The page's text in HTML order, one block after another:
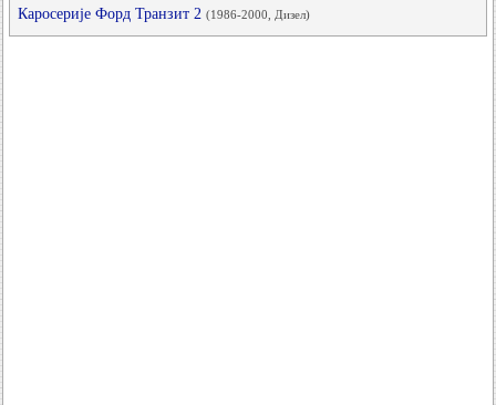
Каросерије Форд Транзит 2 (1986-2000, Дизел)